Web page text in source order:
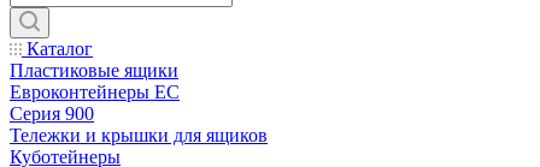
Каталог
Пластиковые ящики
Евроконтейнеры ЕС
Серия 900
Тележки и крышки для ящиков
Куботейнеры